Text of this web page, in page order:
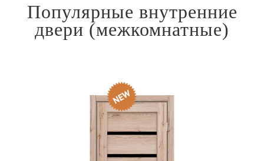
Популярные внутренние
двери (межкомнатные)